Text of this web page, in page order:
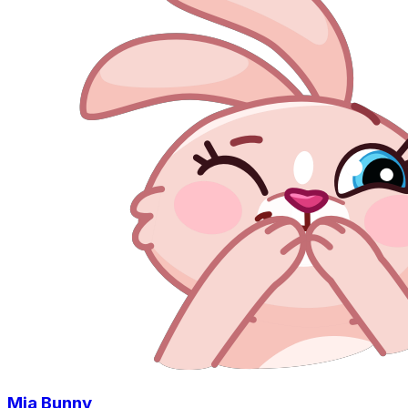
Mia Bunny